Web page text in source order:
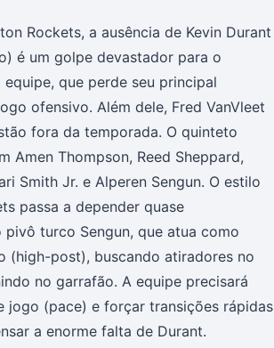
Rockets, a ausência de Kevin Durant
é um golpe devastador para o
que perde seu principal
ofensivo. Além dele, Fred VanVleet
fora da temporada. O quinteto
Amen Thompson, Reed Sheppard,
Smith Jr. e Alperen Sengun. O estilo
passa a depender quase
pivô turco Sengun, que atua como
(high-post), buscando atiradores no
no garrafão. A equipe precisará
jogo (pace) e forçar transições rápidas
a enorme falta de Durant.